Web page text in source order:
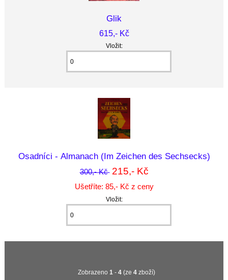
Glik
615,- Kč
Vložit:
Osadníci - Almanach (Im Zeichen des Sechsecks)
300,- Kč 215,- Kč
Ušetříte: 85,- Kč z ceny
Vložit:
Zobrazeno 1 - 4 (ze 4 zboží)